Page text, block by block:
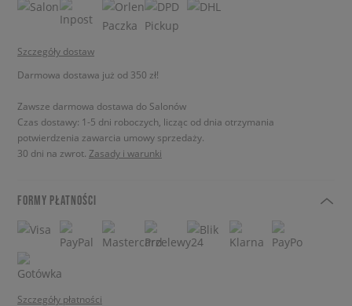
Szczegóły dostaw
Darmowa dostawa już od 350 zł!
Zawsze darmowa dostawa do Salonów
Czas dostawy: 1-5 dni roboczych, licząc od dnia otrzymania
potwierdzenia zawarcia umowy sprzedaży.
30 dni na zwrot. Zasady i warunki
FORMY PŁATNOŚCI
Szczegóły płatności